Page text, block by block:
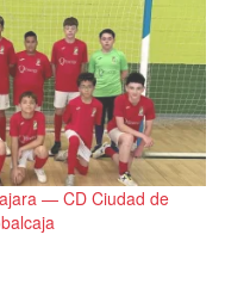
— CD Ciudad de